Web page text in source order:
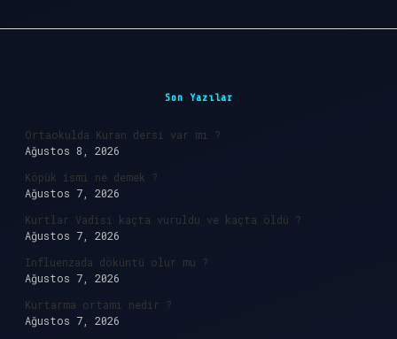
Son Yazılar
Ortaokulda Kuran dersi var mı ?
Ağustos 8, 2026
Köpük ismi ne demek ?
Ağustos 7, 2026
Kurtlar Vadisi kaçta vuruldu ve kaçta öldü ?
Ağustos 7, 2026
Influenzada döküntü olur mu ?
Ağustos 7, 2026
Kurtarma ortamı nedir ?
Ağustos 7, 2026